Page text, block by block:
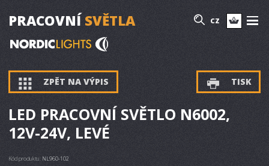
PRACOVNÍ SVĚTLA CZ
ZPĚT NA VÝPIS TISK
LED PRACOVNÍ SVĚTLO N6002,
12V-24V, LEVÉ
Kód produktu: NL960-102